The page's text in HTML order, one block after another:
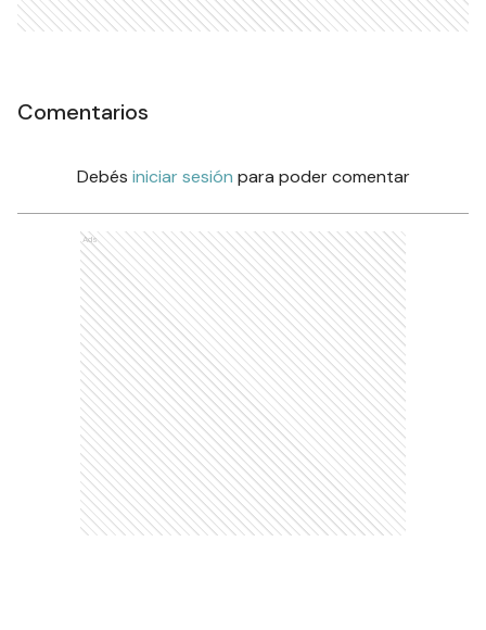
Comentarios
Debés iniciar sesión para poder comentar
Ads